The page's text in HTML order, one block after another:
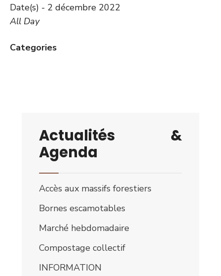
Date(s) - 2 décembre 2022
All Day
Categories
Actualités &
Agenda
Accès aux massifs forestiers
Bornes escamotables
Marché hebdomadaire
Compostage collectif
INFORMATION